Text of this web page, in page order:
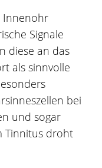
Innenohr
Signale
diese an das
als sinnvolle
bei
und sogar
Tinnitus droht